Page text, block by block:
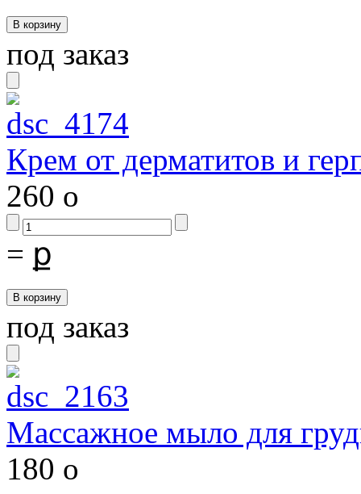
под заказ
Крем от дерматитов и
260 o
= ք
под заказ
Массажное мыло для
180 o